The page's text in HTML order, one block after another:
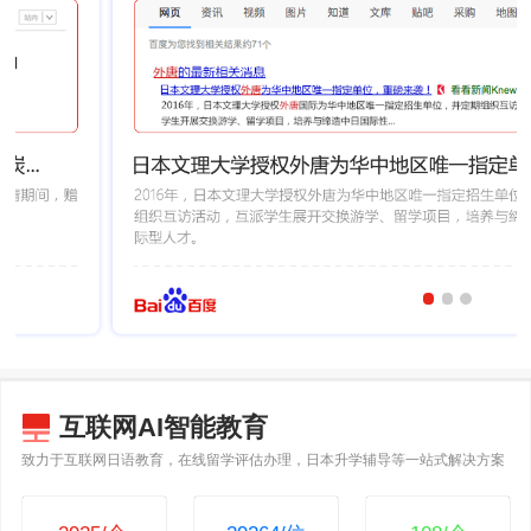
互联网AI智能教育
致力于互联网日语教育，在线留学评估办理，日本升学辅导等一站式解决方案